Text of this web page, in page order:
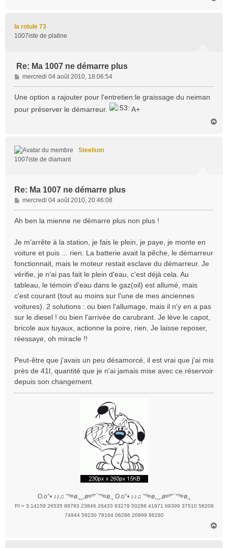
la rotule 73
1007iste de platine
Re: Ma 1007 ne démarre plus
M
e
s
a
mercredi 04 août 2010, 18:06:54
Une option a rajouter pour l'entretien:le graissage du neiman
pour préserver le démarreur.
A+
Steelson
1007iste de diamant
Re: Ma 1007 ne démarre plus
M
e
s
g
e
mercredi 04 août 2010, 20:46:08
Ah ben la mienne ne démarre plus non plus !
Je m'arrête à la station, je fais le plein, je paye, je monte en
voiture et puis ... rien. La batterie avait la pêche, le démarreur
fonctionnait, mais le moteur restait esclave du démarreur. Je
vérifie, je n'ai pas fait le plein d'eau, c'est déjà cela. Au
tableau, le témoin d'eau dans le gaz(oil) est allumé, mais
c'est courant (tout au moins sur l'une de mes anciennes
voitures). 2 solutions : ou bien l'allumage, mais il n'y en a pas
sur le diesel ! ou bien l'arrivée de carubrant. Je lève le capot,
bricole aux tuyaux, actionne la poire, rien. Je laisse reposer,
réessaye, oh miracle !!
Peut-être que j'avais un peu désamorcé, il est vrai que j'ai mis
près de 41l, quantité que je n'ai jamais mise avec ce réservoir
depuis son changement.
O.o°• ♪♪♫ °º¤ø,¸¸,ø¤º°`°º¤ø,¸ O.o°• ♪♪♫ °º¤ø,¸¸,ø¤º°`°º¤ø,¸
PI = 3.14159 26535 89793 23846 26433 83279 50288 41971 69399 37510 58209
74944 59230 78164 06286 20899 86280